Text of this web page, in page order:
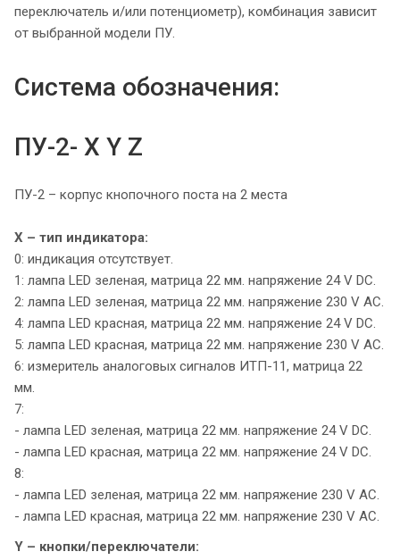
переключатель и/или потенциометр), комбинация зависит
от выбранной модели ПУ.
Система обозначения:
ПУ-2- Х Y Z
ПУ-2 – корпус кнопочного поста на 2 места
Х – тип индикатора:
0: индикация отсутствует.
1: лампа LED зеленая, матрица 22 мм. напряжение 24 V DC.
2: лампа LED зеленая, матрица 22 мм. напряжение 230 V AC.
4: лампа LED красная, матрица 22 мм. напряжение 24 V DC.
5: лампа LED красная, матрица 22 мм. напряжение 230 V AC.
6: измеритель аналоговых сигналов ИТП-11, матрица 22
мм.
7:
- лампа LED зеленая, матрица 22 мм. напряжение 24 V DC.
- лампа LED красная, матрица 22 мм. напряжение 24 V DC.
8:
- лампа LED зеленая, матрица 22 мм. напряжение 230 V AC.
- лампа LED красная, матрица 22 мм. напряжение 230 V AC.
Y – кнопки/переключатели: